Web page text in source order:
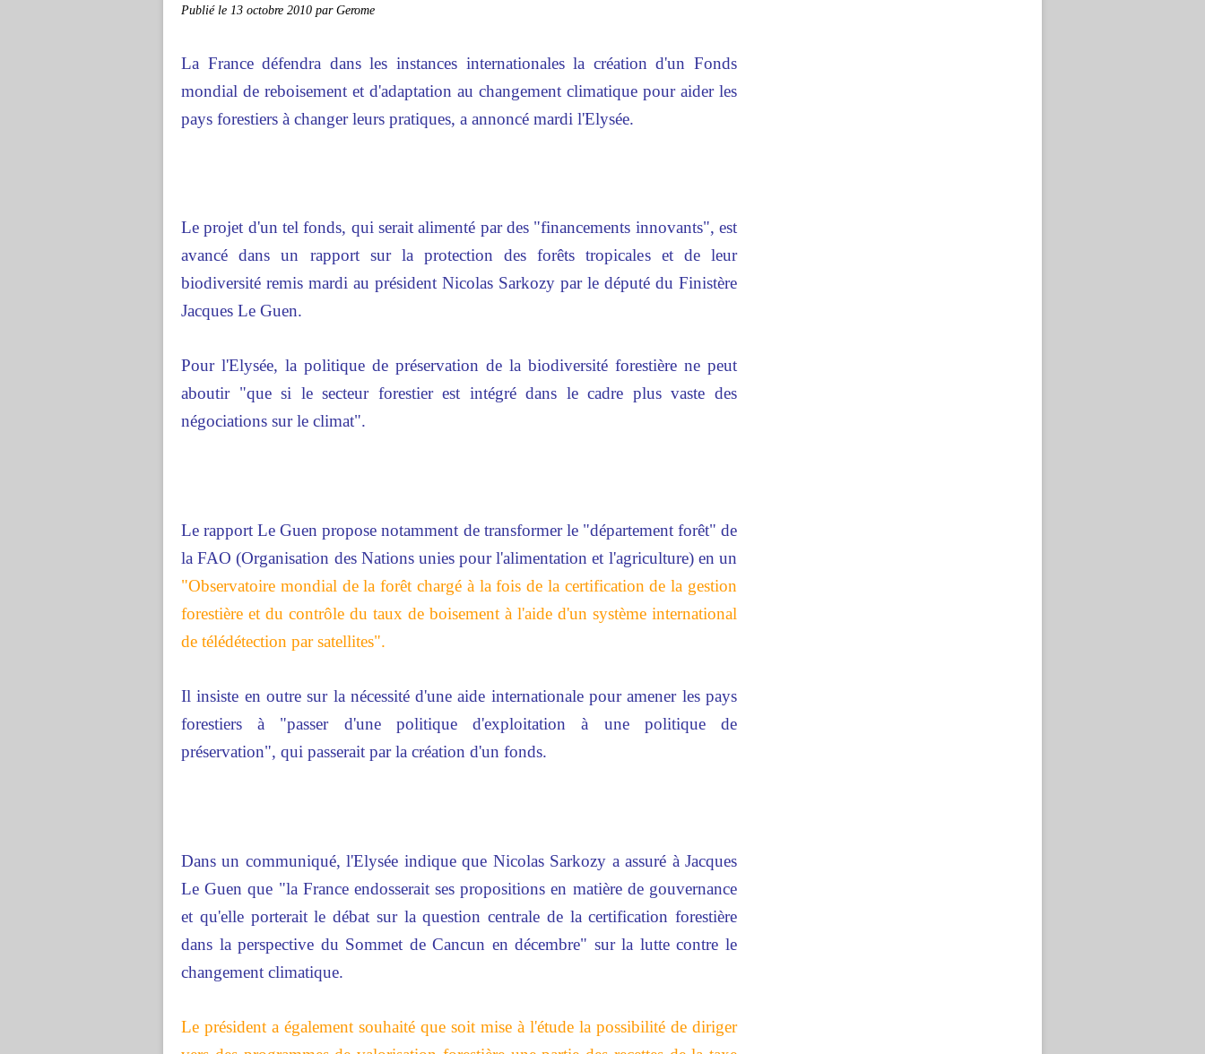
Publié le 13 octobre 2010 par Gerome
La France défendra dans les instances internationales la création d'un Fonds
mondial de reboisement et d'adaptation au changement climatique pour aider les
pays forestiers à changer leurs pratiques, a annoncé mardi l'Elysée.
Le projet d'un tel fonds, qui serait alimenté par des "financements innovants", est
avancé dans un rapport sur la protection des forêts tropicales et de leur
biodiversité remis mardi au président Nicolas Sarkozy par le député du Finistère
Jacques Le Guen.
Pour l'Elysée, la politique de préservation de la biodiversité forestière ne peut
aboutir "que si le secteur forestier est intégré dans le cadre plus vaste des
négociations sur le climat".
Le rapport Le Guen propose notamment de transformer le "département forêt" de
la FAO (Organisation des Nations unies pour l'alimentation et l'agriculture) en un
"Observatoire mondial de la forêt chargé à la fois de la certification de la gestion
forestière et du contrôle du taux de boisement à l'aide d'un système international
de télédétection par satellites".
Il insiste en outre sur la nécessité d'une aide internationale pour amener les pays
forestiers à "passer d'une politique d'exploitation à une politique de
préservation", qui passerait par la création d'un fonds.
Dans un communiqué, l'Elysée indique que Nicolas Sarkozy a assuré à Jacques
Le Guen que "la France endosserait ses propositions en matière de gouvernance
et qu'elle porterait le débat sur la question centrale de la certification forestière
dans la perspective du Sommet de Cancun en décembre" sur la lutte contre le
changement climatique.
Le président a également souhaité que soit mise à l'étude la possibilité de diriger